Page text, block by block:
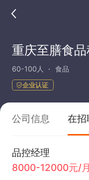
重庆至膳食
60-100人 食品
企业认证
公司信息 在招
品控经理
8000-12000元/月